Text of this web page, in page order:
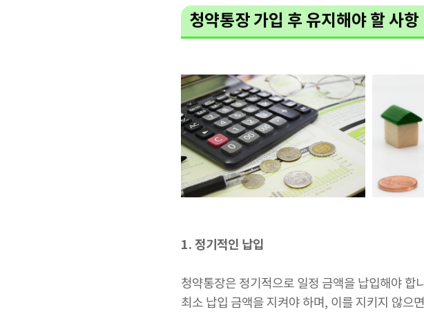
청약통장 가입 후 유지해야 할 사항
1. 정기적인 납입
청약통장은 정기적으로 일정 금액을 납입해야 합
최소 납입 금액을 지켜야 하며, 이를 지키지 않으